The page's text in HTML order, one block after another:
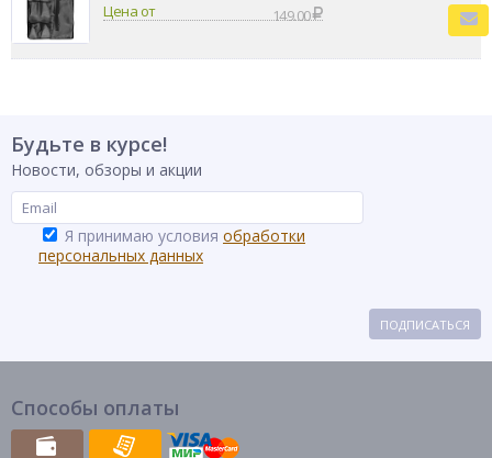
Цена от
149.00
Будьте в курсе!
Новости, обзоры и акции
Я принимаю условия обработки
персональных данных
ПОДПИСАТЬСЯ
Способы оплаты